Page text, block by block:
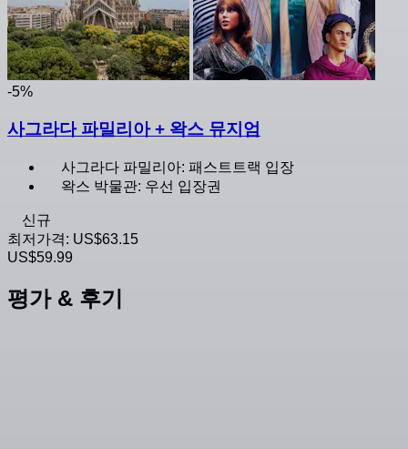
-5%
사그라다 파밀리아 + 왁스 뮤지엄
사그라다 파밀리아: 패스트트랙 입장
왁스 박물관: 우선 입장권
신규
최저가격: US$63.15
US$59.99
평가 & 후기